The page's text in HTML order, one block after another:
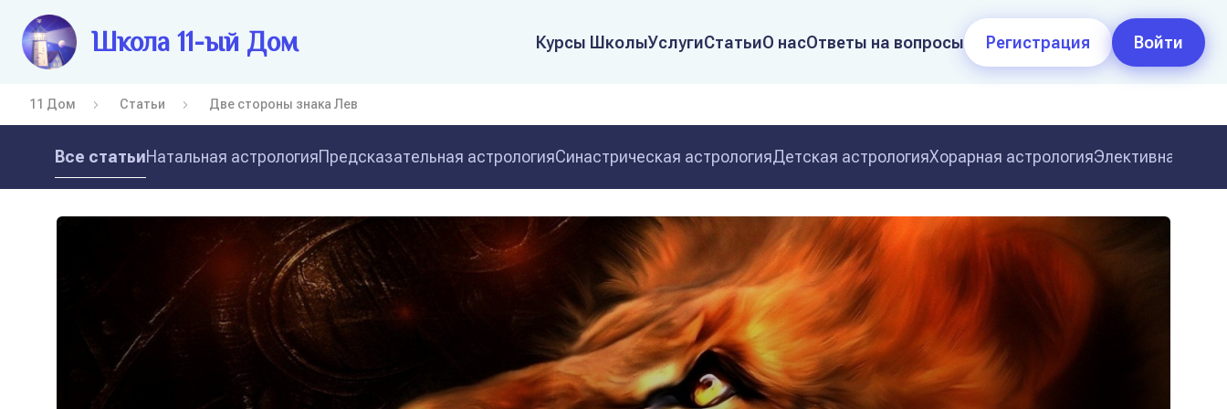
Школа 11-ый Дом Курсы ШколыУслугиСтатьиО насОтветы на вопросы Регистрация Войти
11 Дом Статьи Две стороны знака Лев
Все статьиНатальная астрологияПредсказательная астрологияСинастрическая астрологияДетская астрологияХорарная астрологияЭлективная